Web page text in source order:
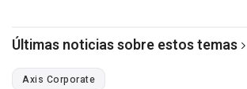
Últimas noticias sobre estos temas
Axis Corporate